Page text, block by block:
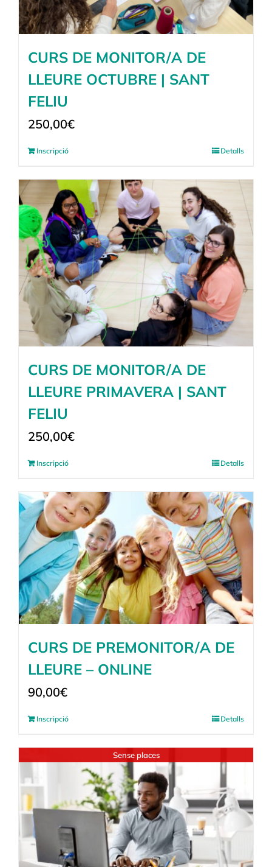
CURS DE MONITOR/A DE
LLEURE OCTUBRE | SANT
FELIU
250,00€
Inscripció Detalls
CURS DE MONITOR/A DE
LLEURE PRIMAVERA | SANT
FELIU
250,00€
Inscripció Detalls
CURS DE PREMONITOR/A DE
LLEURE – ONLINE
90,00€
Inscripció Detalls
Sense places